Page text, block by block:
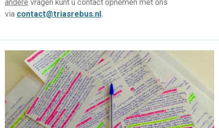
andere vragen kunt u contact opnemen met ons
via contact@triasrebus.nl .